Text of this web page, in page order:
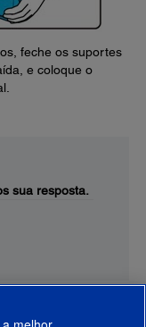
feche os suportes
e coloque o
sua resposta.